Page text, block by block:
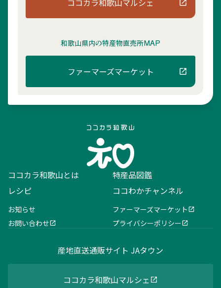
和歌山県内の特産物直売所MAP
ファーマーズマーケット
ココカラ和歌山とは
特産品図鑑
レシピ
ココわかチャンネル
お知らせ
ファーマーズマーケット
お問い合わせ
プライバシーポリシー
産地直送通販サイト JAタウン
ココカラ和歌山マルシェ